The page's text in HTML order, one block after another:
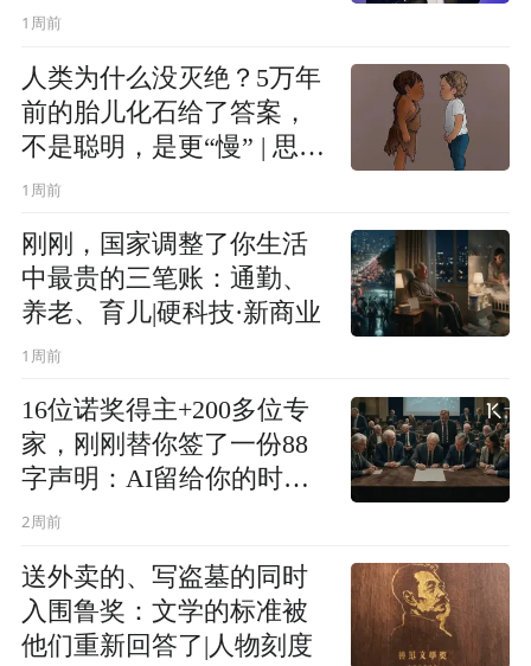
1周前
人类为什么没灭绝？5万年
前的胎儿化石给了答案，
不是聪明，是更“慢” | 思想
实验
1周前
刚刚，国家调整了你生活
中最贵的三笔账：通勤、
养老、育儿|硬科技·新商业
1周前
16位诺奖得主+200多位专
家，刚刚替你签了一份88
字声明：AI留给你的时间
不多了 | 硬科技·新商业
2周前
送外卖的、写盗墓的同时
入围鲁奖：文学的标准被
他们重新回答了|人物刻度